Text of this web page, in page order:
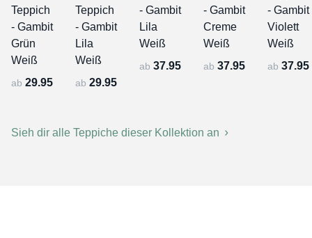
Teppich
- Gambit
Grün
Weiß
ab 29.95
Teppich
- Gambit
Lila
Weiß
ab 29.95
- Gambit
Lila
Weiß
ab 37.95
- Gambit
Creme
Weiß
ab 37.95
- Gambit
Violett
Weiß
ab 37.95
Sieh dir alle Teppiche dieser Kollektion an